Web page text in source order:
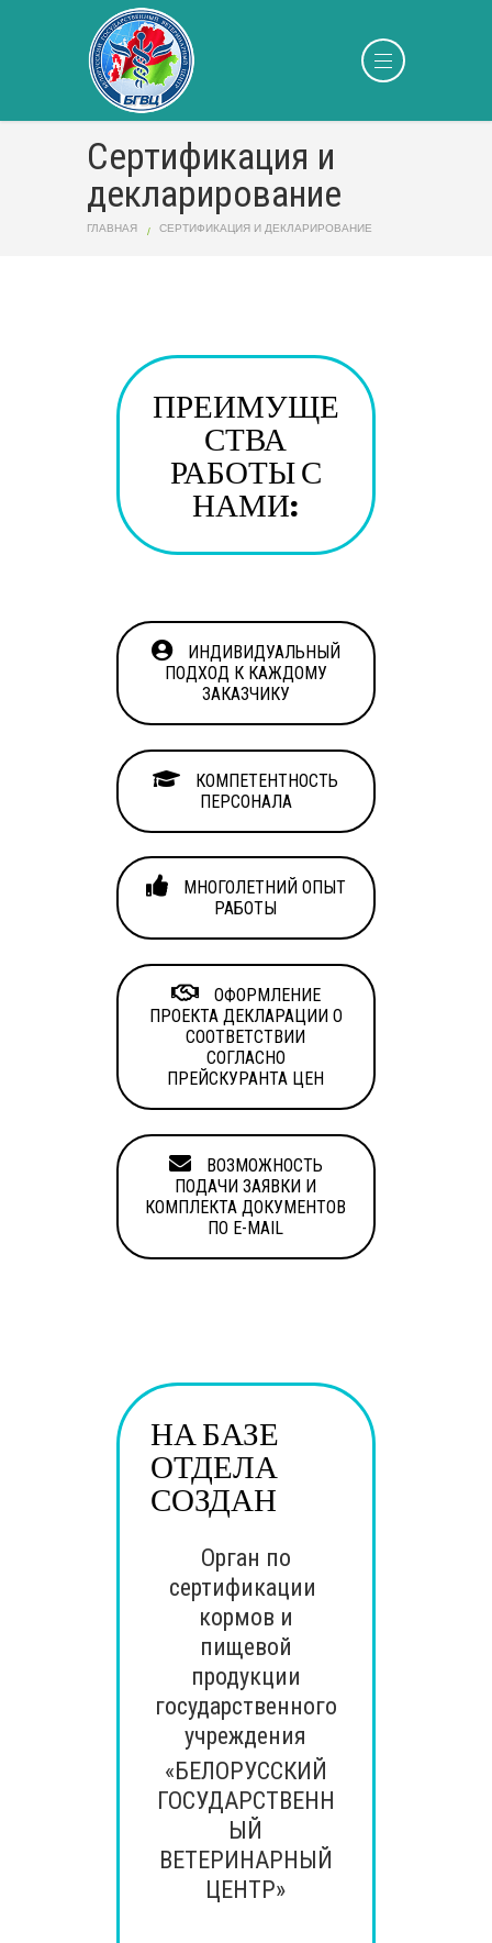
Сертификация и
декларирование
ГЛАВНАЯ СЕРТИФИКАЦИЯ И ДЕКЛАРИРОВАНИЕ
ПРЕИМУЩЕ
СТВА
РАБОТЫ С
НАМИ:
ИНДИВИДУАЛЬНЫЙ
ПОДХОД К КАЖДОМУ
ЗАКАЗЧИКУ
КОМПЕТЕНТНОСТЬ
ПЕРСОНАЛА
МНОГОЛЕТНИЙ ОПЫТ
РАБОТЫ
ОФОРМЛЕНИЕ
ПРОЕКТА ДЕКЛАРАЦИИ О
СООТВЕТСТВИИ
СОГЛАСНО
ПРЕЙСКУРАНТА ЦЕН
ВОЗМОЖНОСТЬ
ПОДАЧИ ЗАЯВКИ И
КОМПЛЕКТА ДОКУМЕНТОВ
ПО E-MAIL
НА БАЗЕ
ОТДЕЛА
СОЗДАН
Орган по
сертификации
кормов и
пищевой
продукции
государственного
учреждения
«БЕЛОРУССКИЙ
ГОСУДАРСТВЕНН
ЫЙ
ВЕТЕРИНАРНЫЙ
ЦЕНТР»